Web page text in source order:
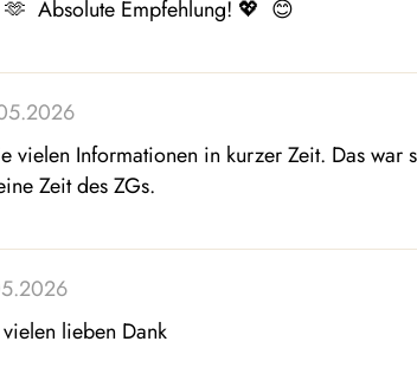
Absolute Empfehlung! 💖  😊
vielen Informationen in kurzer Zeit. Das
Zeit des ZGs.
lieben Dank